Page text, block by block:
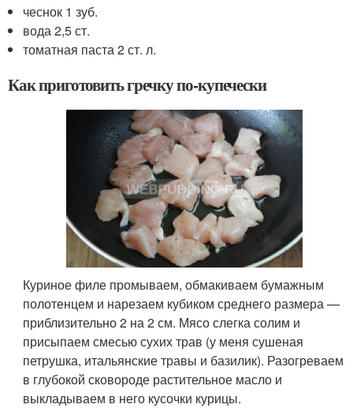
чеснок 1 зуб.
вода 2,5 ст.
томатная паста 2 ст. л.
Как приготовить гречку по-купечески
Куриное филе промываем, обмакиваем бумажным
полотенцем и нарезаем кубиком среднего размера —
приблизительно 2 на 2 см. Мясо слегка солим и
присыпаем смесью сухих трав (у меня сушеная
петрушка, итальянские травы и базилик). Разогреваем
в глубокой сковороде растительное масло и
выкладываем в него кусочки курицы.